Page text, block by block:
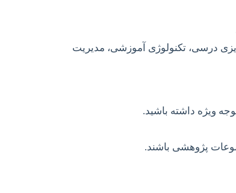
درسی، تکنولوژی آموزشی، مدیریت
ویژه داشته باشید.
پژوهشی باشند.